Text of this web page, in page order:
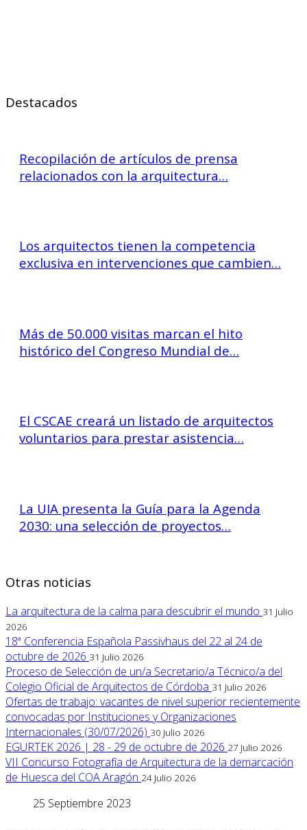
Destacados
Recopilación de artículos de prensa
relacionados con la arquitectura…
Los arquitectos tienen la competencia
exclusiva en intervenciones que cambien…
Más de 50.000 visitas marcan el hito
histórico del Congreso Mundial de…
El CSCAE creará un listado de arquitectos
voluntarios para prestar asistencia…
La UIA presenta la Guía para la Agenda
2030: una selección de proyectos…
Otras noticias
La arquitectura de la calma para descubrir el mundo 31 Julio
2026
18ª Conferencia Española Passivhaus del 22 al 24 de
octubre de 2026 31 Julio 2026
Proceso de Selección de un/a Secretario/a Técnico/a del
Colegio Oficial de Arquitectos de Córdoba 31 Julio 2026
Ofertas de trabajo: vacantes de nivel superior recientemente
convocadas por Instituciones y Organizaciones
Internacionales (30/07/2026) 30 Julio 2026
EGURTEK 2026 | 28 - 29 de octubre de 2026 27 Julio 2026
VII Concurso Fotografía de Arquitectura de la demarcación
de Huesca del COA Aragón 24 Julio 2026
25 Septiembre 2023